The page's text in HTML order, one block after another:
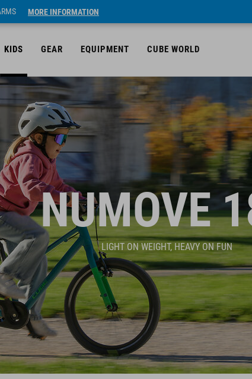
MORE INFORMATION
KIDS GEAR EQUIPMENT CUBE WORLD
NUMOVE
LIGHT ON WEIGHT, HEAVY ON FUN